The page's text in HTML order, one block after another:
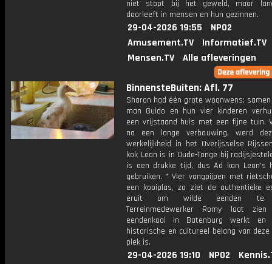
niet stopt bij het geweld, maar
doorleeft in mensen en hun gezinnen.
29-04-2026 19:55
NPO2
Amusement.TV
Informatief.TV
Mensen.TV
Alle afleveringen
BinnensteBuiten: Afl. 77
Sharon had één grote woonwens;
man Guido en hun vier kinderen
een vrijstaand huis met een fijne tuin.
na een lange verbouwing, werd
werkelijkheid in het Overijsselse
kok Leon is in Oude-Tonge bij
is een drukke tijd, dus Ad kan Leon's
gebruiken. * Vier vangpijpen met
een kooiplas, zo ziet de authentieke
eruit om wilde eenden te
Terreinmedewerker Romy laat
eendenkooi in Batenburg werkt
historische en cultureel belang van
plek is.
29-04-2026 19:10 NPO2